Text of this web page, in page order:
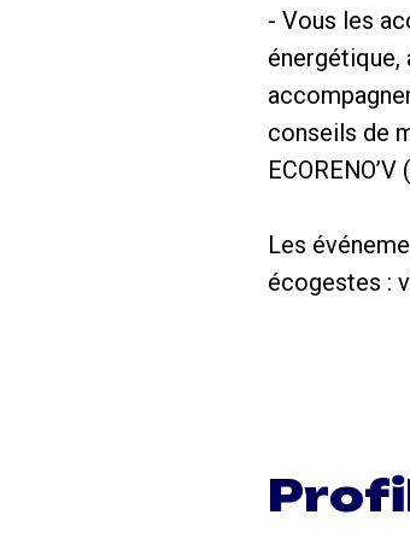
- Vous les
énergétique,
conseils de
Les
écogestes :